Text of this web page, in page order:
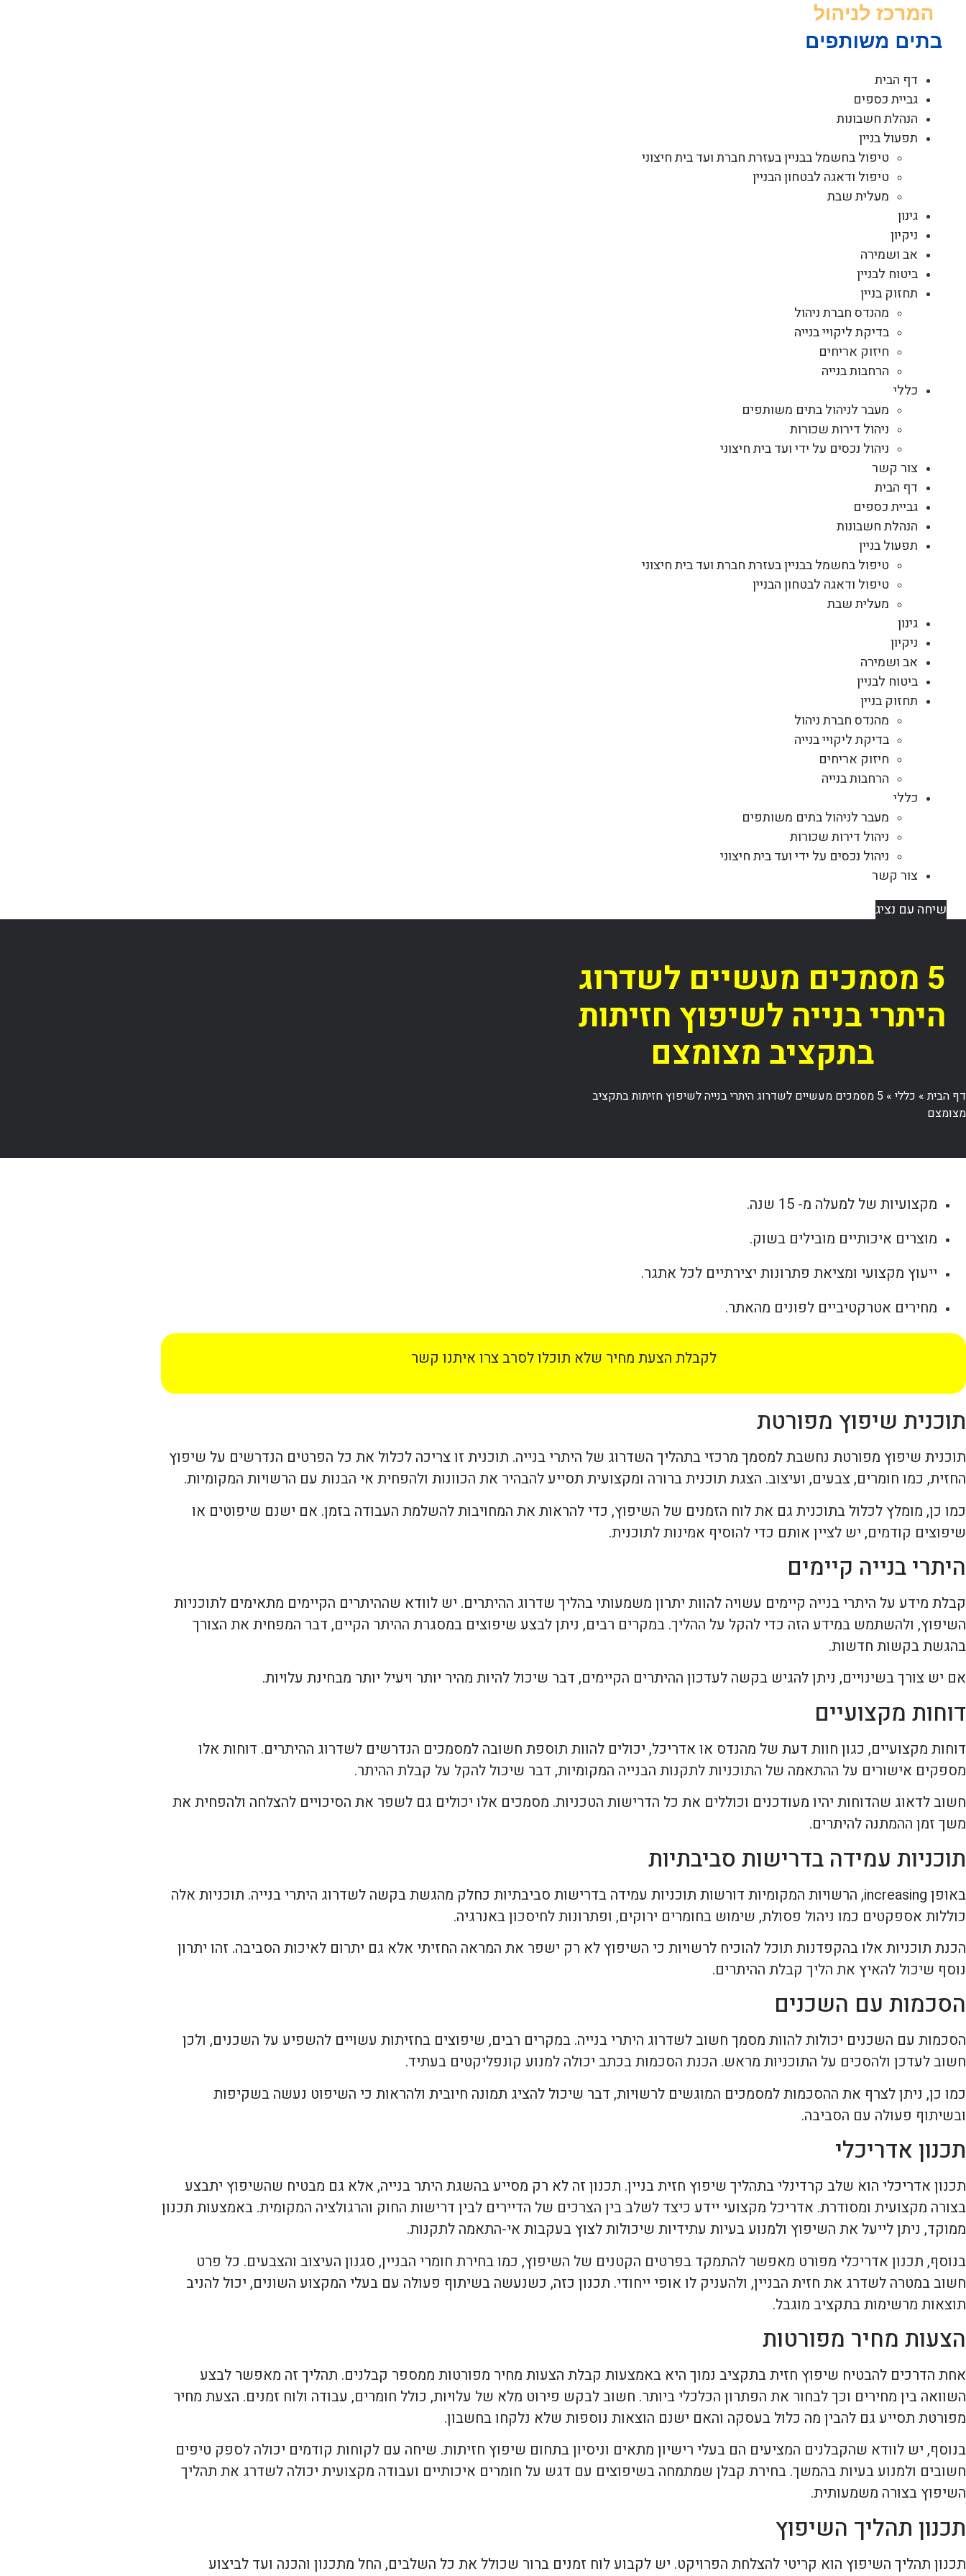
דף הבית
גביית כספים
הנהלת חשבונות
תפעול בניין
טיפול בחשמל בבניין בעזרת חברת ועד בית חיצוני
טיפול ודאגה לבטחון הבניין
מעלית שבת
גינון
ניקיון
אב ושמירה
ביטוח לבניין
תחזוק בניין
מהנדס חברת ניהול
בדיקת ליקויי בנייה
חיזוק אריחים
הרחבות בנייה
כללי
מעבר לניהול בתים משותפים
ניהול דירות שכורות
ניהול נכסים על ידי ועד בית חיצוני
צור קשר
דף הבית
גביית כספים
הנהלת חשבונות
תפעול בניין
טיפול בחשמל בבניין בעזרת חברת ועד בית חיצוני
טיפול ודאגה לבטחון הבניין
מעלית שבת
גינון
ניקיון
אב ושמירה
ביטוח לבניין
תחזוק בניין
מהנדס חברת ניהול
בדיקת ליקויי בנייה
חיזוק אריחים
הרחבות בנייה
כללי
מעבר לניהול בתים משותפים
ניהול דירות שכורות
ניהול נכסים על ידי ועד בית חיצוני
צור קשר
שיחה עם נציג
5 מסמכים מעשיים לשדרוג
היתרי בנייה לשיפוץ חזיתות
בתקציב מצומצם
דף הבית» כללי »
5 מסמכים מעשיים לשדרוג היתרי בנייה לשיפוץ חזיתות בתקציב
מצומצם
מקצועיות של למעלה מ- 15 שנה.
מוצרים איכותיים מובילים בשוק.
ייעוץ מקצועי ומציאת פתרונות יצירתיים לכל אתגר.
מחירים אטרקטיביים לפונים מהאתר.
לקבלת הצעת מחיר שלא תוכלו לסרב צרו איתנו קשר
תוכנית שיפוץ מפורטת
תוכנית שיפוץ מפורטת נחשבת למסמך מרכזי בתהליך השדרוג של היתרי בנייה. תוכנית זו צריכה לכלול את כל הפרטים הנדרשים על שיפוץ
החזית, כמו חומרים, צבעים, ועיצוב. הצגת תוכנית ברורה ומקצועית תסייע להבהיר את הכוונות ולהפחית אי הבנות עם הרשויות המקומיות.
כמו כן, מומלץ לכלול בתוכנית גם את לוח הזמנים של השיפוץ, כדי להראות את המחויבות להשלמת העבודה בזמן. אם ישנם שיפוטים או
שיפוצים קודמים, יש לציין אותם כדי להוסיף אמינות לתוכנית.
היתרי בנייה קיימים
קבלת מידע על היתרי בנייה קיימים עשויה להוות יתרון משמעותי בהליך שדרוג ההיתרים. יש לוודא שההיתרים הקיימים מתאימים לתוכניות
השיפוץ, ולהשתמש במידע הזה כדי להקל על ההליך. במקרים רבים, ניתן לבצע שיפוצים במסגרת ההיתר הקיים, דבר המפחית את הצורך
בהגשת בקשות חדשות.
אם יש צורך בשינויים, ניתן להגיש בקשה לעדכון ההיתרים הקיימים, דבר שיכול להיות מהיר יותר ויעיל יותר מבחינת עלויות.
דוחות מקצועיים
דוחות מקצועיים, כגון חוות דעת של מהנדס או אדריכל, יכולים להוות תוספת חשובה למסמכים הנדרשים לשדרוג ההיתרים. דוחות אלו
מספקים אישורים על ההתאמה של התוכניות לתקנות הבנייה המקומיות, דבר שיכול להקל על קבלת ההיתר.
חשוב לדאוג שהדוחות יהיו מעודכנים וכוללים את כל הדרישות הטכניות. מסמכים אלו יכולים גם לשפר את הסיכויים להצלחה ולהפחית את
משך זמן ההמתנה להיתרים.
תוכניות עמידה בדרישות סביבתיות
באופן increasing, הרשויות המקומיות דורשות תוכניות עמידה בדרישות סביבתיות כחלק מהגשת בקשה לשדרוג היתרי בנייה. תוכניות אלה
כוללות אספקטים כמו ניהול פסולת, שימוש בחומרים ירוקים, ופתרונות לחיסכון באנרגיה.
הכנת תוכניות אלו בהקפדנות תוכל להוכיח לרשויות כי השיפוץ לא רק ישפר את המראה החזיתי אלא גם יתרום לאיכות הסביבה. זהו יתרון
נוסף שיכול להאיץ את הליך קבלת ההיתרים.
הסכמות עם השכנים
הסכמות עם השכנים יכולות להוות מסמך חשוב לשדרוג היתרי בנייה. במקרים רבים, שיפוצים בחזיתות עשויים להשפיע על השכנים, ולכן
חשוב לעדכן ולהסכים על התוכניות מראש. הכנת הסכמות בכתב יכולה למנוע קונפליקטים בעתיד.
כמו כן, ניתן לצרף את ההסכמות למסמכים המוגשים לרשויות, דבר שיכול להציג תמונה חיובית ולהראות כי השיפוט נעשה בשקיפות
ובשיתוף פעולה עם הסביבה.
תכנון אדריכלי
תכנון אדריכלי הוא שלב קרדינלי בתהליך שיפוץ חזית בניין. תכנון זה לא רק מסייע בהשגת היתר בנייה, אלא גם מבטיח שהשיפוץ יתבצע
בצורה מקצועית ומסודרת. אדריכל מקצועי יידע כיצד לשלב בין הצרכים של הדיירים לבין דרישות החוק והרגולציה המקומית. באמצעות תכנון
ממוקד, ניתן לייעל את השיפוץ ולמנוע בעיות עתידיות שיכולות לצוץ בעקבות אי-התאמה לתקנות.
בנוסף, תכנון אדריכלי מפורט מאפשר להתמקד בפרטים הקטנים של השיפוץ, כמו בחירת חומרי הבניין, סגנון העיצוב והצבעים. כל פרט
חשוב במטרה לשדרג את חזית הבניין, ולהעניק לו אופי ייחודי. תכנון כזה, כשנעשה בשיתוף פעולה עם בעלי המקצוע השונים, יכול להניב
תוצאות מרשימות בתקציב מוגבל.
הצעות מחיר מפורטות
אחת הדרכים להבטיח שיפוץ חזית בתקציב נמוך היא באמצעות קבלת הצעות מחיר מפורטות ממספר קבלנים. תהליך זה מאפשר לבצע
השוואה בין מחירים וכך לבחור את הפתרון הכלכלי ביותר. חשוב לבקש פירוט מלא של עלויות, כולל חומרים, עבודה ולוח זמנים. הצעת מחיר
מפורטת תסייע גם להבין מה כלול בעסקה והאם ישנם הוצאות נוספות שלא נלקחו בחשבון.
בנוסף, יש לוודא שהקבלנים המציעים הם בעלי רישיון מתאים וניסיון בתחום שיפוץ חזיתות. שיחה עם לקוחות קודמים יכולה לספק טיפים
חשובים ולמנוע בעיות בהמשך. בחירת קבלן שמתמחה בשיפוצים עם דגש על חומרים איכותיים ועבודה מקצועית יכולה לשדרג את תהליך
השיפוץ בצורה משמעותית.
תכנון תהליך השיפוץ
תכנון תהליך השיפוץ הוא קריטי להצלחת הפרויקט. יש לקבוע לוח זמנים ברור שכולל את כל השלבים, החל מתכנון והכנה ועד לביצוע